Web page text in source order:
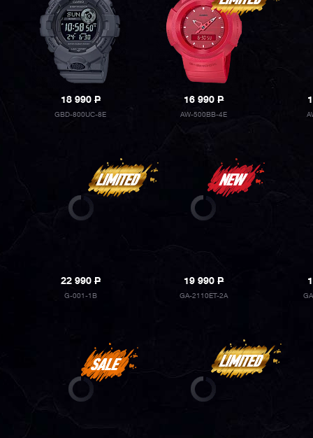
18 990P
GBD-800UC-8E
16 990P
AW-500BB-4E
22 990P
G-001-1B
19 990P
GA-2110ET-2A